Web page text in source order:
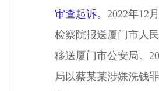
审查起诉。 2022年12
检察院报送厦门市人
移送厦门市公安局。
局以蔡某某涉嫌洗钱